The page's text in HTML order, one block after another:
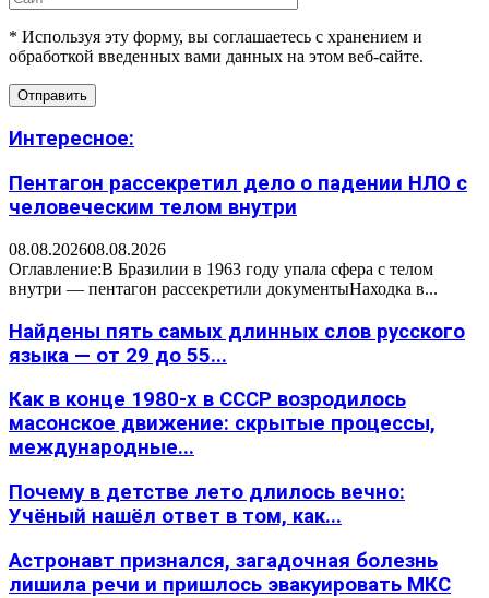
* Используя эту форму, вы соглашаетесь с хранением и
обработкой введенных вами данных на этом веб-сайте.
Интересное:
Пентагон рассекретил дело о падении НЛО с
человеческим телом внутри
08.08.202608.08.2026
Оглавление:В Бразилии в 1963 году упала сфера с телом
внутри — пентагон рассекретили документыНаходка в...
Найдены пять самых длинных слов русского
языка — от 29 до 55...
Как в конце 1980-х в СССР возродилось
масонское движение: скрытые процессы,
международные...
Почему в детстве лето длилось вечно:
Учёный нашёл ответ в том, как...
Астронавт признался, загадочная болезнь
лишила речи и пришлось эвакуировать МКС